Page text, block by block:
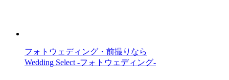
フォトウェディング・前撮りなら
Wedding Select -フォトウェディング-